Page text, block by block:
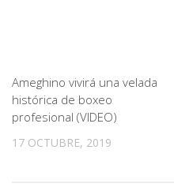
Ameghino vivirá una velada
histórica de boxeo
profesional (VIDEO)
17 OCTUBRE, 2019